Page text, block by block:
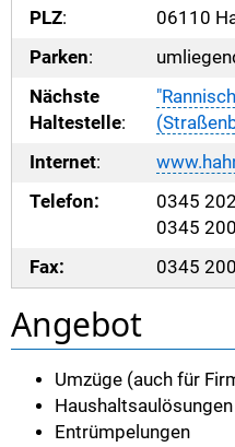
PLZ:
06110
Parken:
Nächste
Haltestelle:
Internet:
Telefon:
0345
0345
Fax:
0345
Angebot
Umzüge (auch für
Haushaltsaulösungen
Entrümpelungen